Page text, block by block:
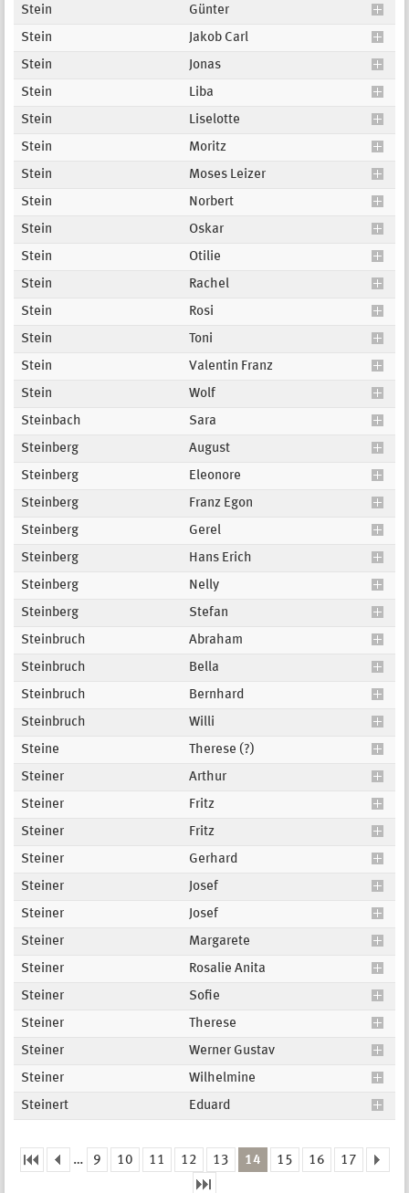
Stein
Günter
Stein
Jakob Carl
Stein
Jonas
Stein
Liba
Stein
Liselotte
Stein
Moritz
Stein
Moses Leizer
Stein
Norbert
Stein
Oskar
Stein
Otilie
Stein
Rachel
Stein
Rosi
Stein
Toni
Stein
Valentin Franz
Stein
Wolf
Steinbach
Sara
Steinberg
August
Steinberg
Eleonore
Steinberg
Franz Egon
Steinberg
Gerel
Steinberg
Hans Erich
Steinberg
Nelly
Steinberg
Stefan
Steinbruch
Abraham
Steinbruch
Bella
Steinbruch
Bernhard
Steinbruch
Willi
Steine
Therese (?)
Steiner
Arthur
Steiner
Fritz
Steiner
Fritz
Steiner
Gerhard
Steiner
Josef
Steiner
Josef
Steiner
Margarete
Steiner
Rosalie Anita
Steiner
Sofie
Steiner
Therese
Steiner
Werner Gustav
Steiner
Wilhelmine
Steinert
Eduard
Seiten … 9 10 11 12 13 14 15 16 17